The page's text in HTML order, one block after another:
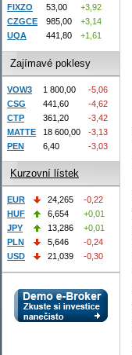
FIXZO
53,00
+3,92
CZGCE
985,00
+3,14
UQA
441,80 +1,61
Zajímavé poklesy
VOW3 1 800,00
-5,06
CSG
441,60
-4,62
CTP
361,20
-3,42
MATTE
18 600,00
-3,13
PEN
6,40 -3,03
Kurzovní lístek
EUR 24,265
-0,22
HUF
6,654
+0,01
JPY
13,286
+0,01
PLN
5,646
-0,24
USD
21,039 -0,30